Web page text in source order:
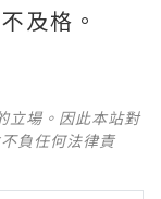
及格。
立場。因此本站對
負任何法律責